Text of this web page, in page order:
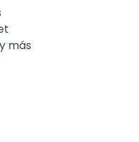
más